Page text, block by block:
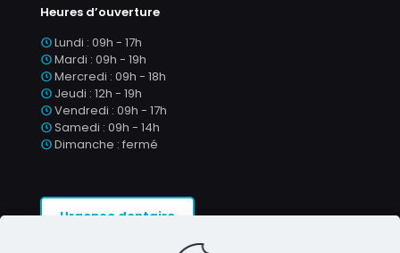
Heures d’ouverture
Lundi : 09h - 17h
Mardi : 09h - 19h
Mercredi : 09h - 18h
Jeudi : 12h - 19h
Vendredi : 09h - 17h
Samedi : 09h - 14h
Dimanche : fermé
Urgence dentaire